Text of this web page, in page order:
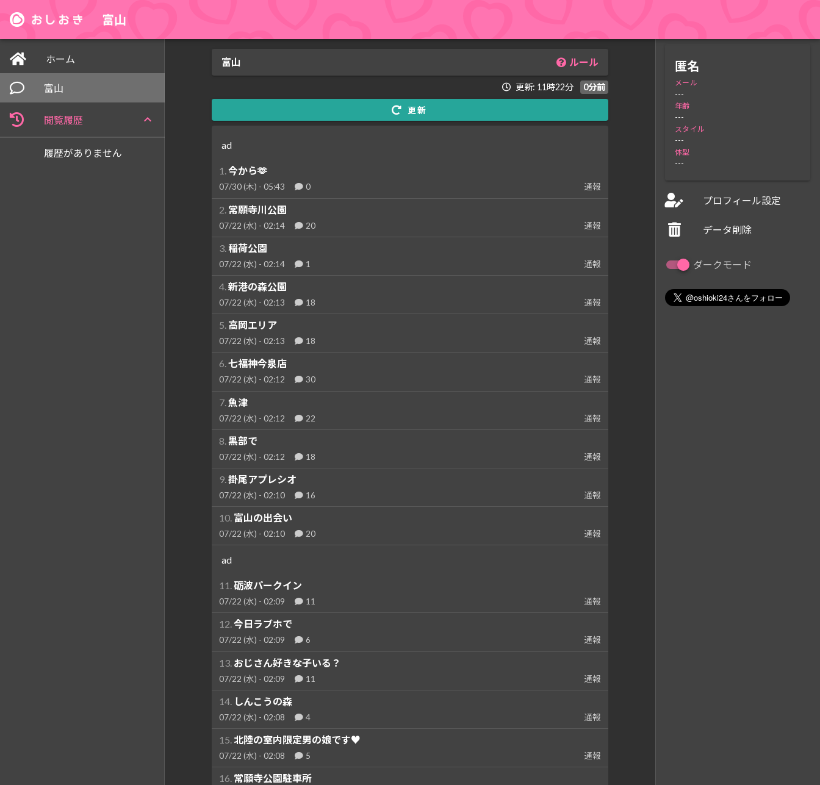
ホーム
富山
閲覧履歴
履歴がありません
匿名
メール
---
年齢
---
スタイル
---
体型
---
プロフィール設定
データ削除
ダークモード
富山
富山 ルール
更新: 11時22分 0分前
更新
ad
1.今から🫶
07/30 (木) - 05:43 0 通報
2. 常願寺川公園
07/22 (水) - 02:14 20 通報
3. 稲荷公園
07/22 (水) - 02:14 1 通報
4.新港の森公園
07/22 (水) - 02:13 18 通報
5. 高岡エリア
07/22 (水) - 02:13 18 通報
6.七福神今泉店
07/22 (水) - 02:12 30 通報
7. 魚津
07/22 (水) - 02:12 22 通報
8. 黒部で
07/22 (水) - 02:12 18 通報
9.掛尾アプレシオ
07/22 (水) - 02:10 16 通報
10. 富山の出会い
07/22 (水) - 02:10 20 通報
ad
11.砺波パークイン
07/22 (水) - 02:09 11 通報
12.今日ラブホで
07/22 (水) - 02:09 6 通報
13. おじさん好きな子いる？
07/22 (水) - 02:09 11 通報
14. しんこうの森
07/22 (水) - 02:08 4 通報
15.北陸の室内限定男の娘です♥
07/22 (水) - 02:08 5 通報
16. 常願寺公園駐車所